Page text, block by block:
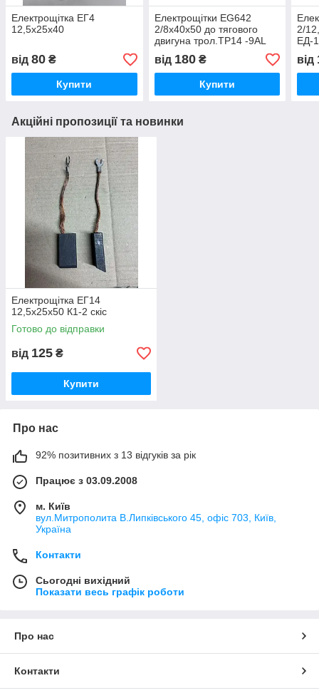
Електрощітка ЕГ4
12,5х25х40
від 80 ₴
Купити
Електрощітки ЕG642
2/8х40х50 до тягового
двигуна трол.ТР14 -9АL
від 180₴
Купити
2/
ЕД-
від
Акційні пропозиції та новинки
Електрощітка ЕГ14
12,5х25х50 К1-2 скіс
Готово до відправки
від 125 ₴
Купити
Про нас
92% позитивних з 13 відгуків за рік
Працює з 03.09.2008
м. Київ
вул.Митрополита В.Липківського 45, офіс 703, Київ,
Україна
Контакти
Сьогодні вихідний
Показати весь графік роботи
Про нас
Контакти